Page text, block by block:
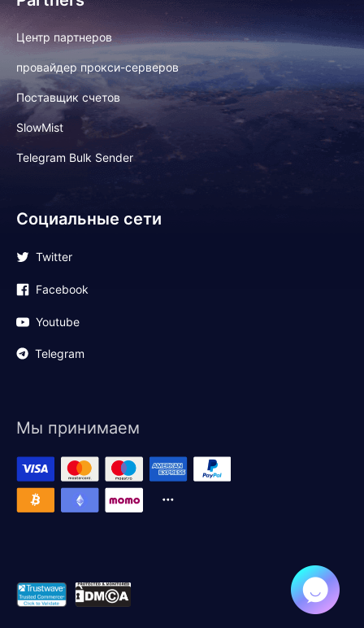
Центр партнеров
провайдер прокси-серверов
Поставщик счетов
SlowMist
Telegram Bulk Sender
Социальные сети
Twitter
Facebook
Youtube
Telegram
Мы принимаем